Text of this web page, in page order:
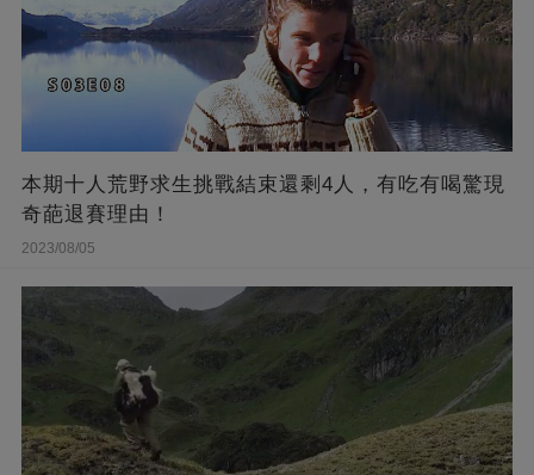
本期十人荒野求生挑戰結束還剩4人，有吃有喝驚現
奇葩退賽理由！
2023/08/05